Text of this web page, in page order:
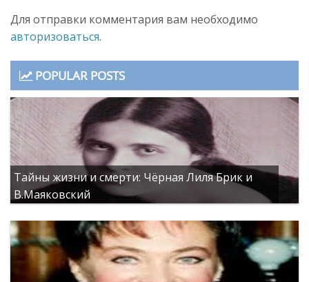
Для отправки комментария вам необходимо
авторизоваться.
POPULAR POSTS
Тайны жизни и смерти: Чёрная Лиля Брик и
В.Маяковский